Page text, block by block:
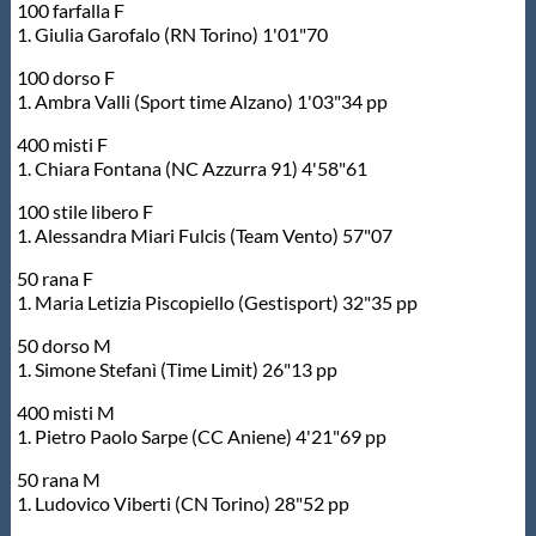
Protezione Civile
Qualità
Sostenibilità
Privacy
Cookie Policy
100 farfalla F
1. Giulia Garofalo (RN Torino) 1'01"70
100 dorso F
1. Ambra Valli (Sport time Alzano) 1'03"34 pp
400 misti F
1. Chiara Fontana (NC Azzurra 91) 4'58"61
100 stile libero F
1. Alessandra Miari Fulcis (Team Vento) 57"07
50 rana F
1. Maria Letizia Piscopiello (Gestisport) 32"35 pp
50 dorso M
1. Simone Stefanì (Time Limit) 26"13 pp
400 misti M
1. Pietro Paolo Sarpe (CC Aniene) 4'21"69 pp
50 rana M
1. Ludovico Viberti (CN Torino) 28"52 pp